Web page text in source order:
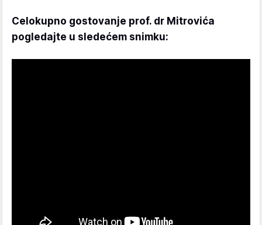
Celokupno gostovanje prof. dr Mitrovića
pogledajte u sledećem snimku: